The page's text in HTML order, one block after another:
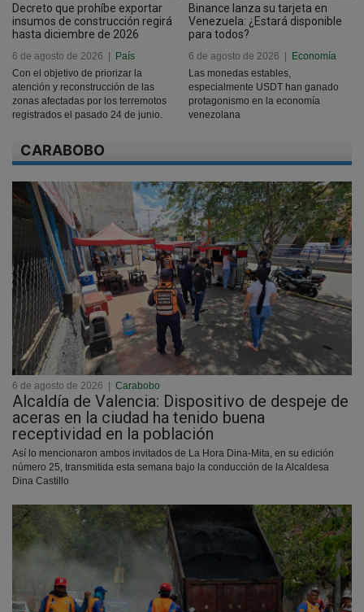
Decreto que prohíbe exportar
insumos de construcción regirá
hasta diciembre de 2026
6 de agosto de 2026
País
Con el objetivo de priorizar la
atención y reconstrucción de las
zonas afectadas por los terremotos
registrados el pasado 24 de junio.
Binance lanza su tarjeta en
Venezuela: ¿Estará disponible
para todos?
6 de agosto de 2026
Economía
Las monedas estables,
especialmente USDT han ganado
protagonismo en la economía
venezolana
CARABOBO
6 de agosto de 2026 Carabobo
Alcaldía de Valencia: Dispositivo de despeje de
aceras en la ciudad ha tenido buena
receptividad en la población
Así lo mencionaron ambos invitados de La Hora Dina-Mita, en su edición
número 25, transmitida esta semana bajo la conducción de la Alcaldesa
Dina Castillo